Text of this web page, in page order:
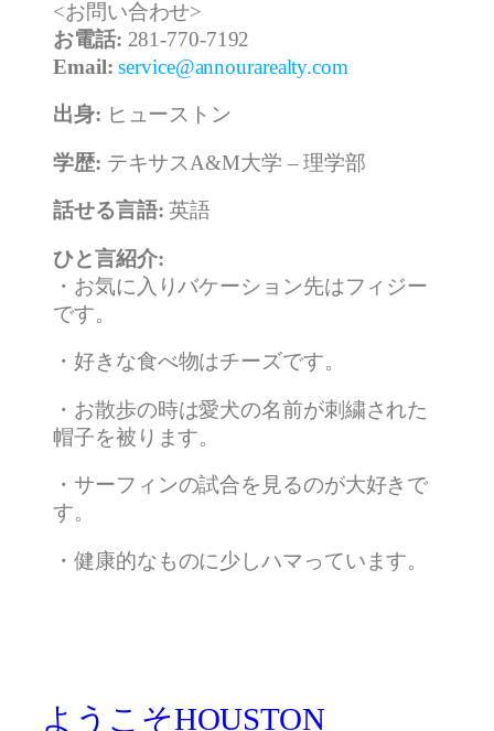
<お問い合わせ>
お電話: 281-770-7192
Email: service@annourarealty.com
出身: ヒューストン
学歴: テキサスA&M大学 – 理学部
話せる言語:英語
ひと言紹介:
・お気に入りバケーション先はフィジー
です。
・ 好きな食べ物はチーズです。
・ お散歩の時は愛犬の名前が刺繍された
帽子を被ります。
・ サーフィンの試合を見るのが大好きで
す。
・ 健康的なものに少しハマっています。
ようこそHOUSTON